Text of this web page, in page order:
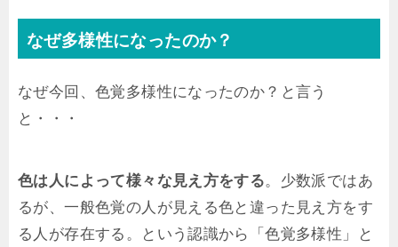
なぜ多様性になったのか？
なぜ今回、色覚多様性になったのか？と言う
と・・・
色は人によって様々な見え方をする。少数派ではあ
るが、一般色覚の人が見える色と違った見え方をす
る人が存在する。という認識から「色覚多様性」と